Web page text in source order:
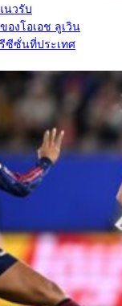
นวรับ
องโอเอช ลูเวิน
ซีซั่นที่ประเทศ